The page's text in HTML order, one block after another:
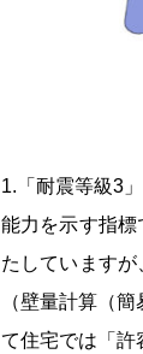
1.「耐震等級3
能力を示す指
たしています
（壁量計算（
て住宅では「許